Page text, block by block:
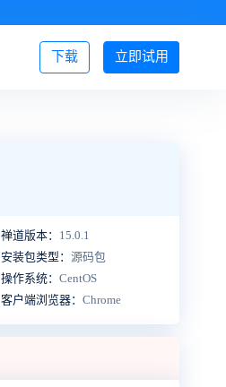
立即试用
下载 登录/注册
禅道版本： 15.0.1
安装包类型： 源码包
操作系统： CentOS
客户端浏览器： Chrome